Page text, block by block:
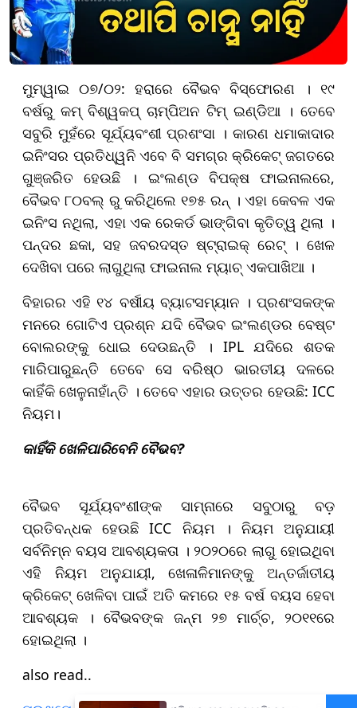
ମୁମ୍ୱାଇ ୦୭/୦୨: ହରାରେ ବୈଭବ ବିସ୍ଫୋରଣ । ୧୯
ବର୍ଷରୁ କମ୍ ବିଶ୍ୱକପ୍ ଚାମ୍ପିଅନ ଟିମ୍ ଇଣ୍ଡିଆ । ତେବେ
ସବୁରି ମୁହଁରେ ସୂର୍ଯ୍ୟବଂଶୀ ପ୍ରଶଂସା । କାରଣ ଧମାକାଦାର
ଇନିଂସର ପ୍ରତିଧ୍ୱନି ଏବେ ବି ସମଗ୍ର କ୍ରିକେଟ୍ ଜଗତରେ
ଗୁଞ୍ଜରିତ ହେଉଛି । ଇଂଲଣ୍ଡ ବିପକ୍ଷ ଫାଇନାଲରେ,
ବୈଭବ ୮୦ବଲ୍ ରୁ କରିଥିଲେ ୧୭୫ ରନ୍ । ଏହା କେବଳ ଏକ
ଇନିଂସ ନଥିଲା, ଏହା ଏକ ରେକର୍ଡ ଭାଙ୍ଗିବା କୃତିତ୍ୱ ଥିଲା ।
ପନ୍ଦର ଛକା, ସହ ଜବରଦସ୍ତ ଷ୍ଟ୍ରାଇକ୍ ରେଟ୍ । ଖେଳ
ଦେଖିବା ପରେ ଲାଗୁଥିଲା ଫାଇନାଲ ମ୍ୟାଚ୍ ଏକପାଖିଆ ।
ବିହାରର ଏହି ୧୪ ବର୍ଷୀୟ ବ୍ୟାଟସମ୍ୟାନ । ପ୍ରଶଂସକଙ୍କ
ମନରେ ଗୋଟିଏ ପ୍ରଶ୍ନ ଯଦି ବୈଭବ ଇଂଲଣ୍ଡର ବେଷ୍ଟ
ବୋଲରଙ୍କୁ ଧୋଇ ଦେଉଛନ୍ତି । IPL ଯଦିରେ ଶତକ
ମାରିପାରୁଛନ୍ତି ତେବେ ସେ ବରିଷ୍ଠ ଭାରତୀୟ ଦଳରେ
କାହିଁକି ଖେଳୁନାହାଁନ୍ତି । ତେବେ ଏହାର ଉତ୍ତର ହେଉଛି: ICC
ନିୟମ।
କାହିଁକି ଖେଳିପାରିବେନି ବୈଭବ?
ବୈଭବ ସୂର୍ଯ୍ୟବଂଶୀଙ୍କ ସାମ୍ନାରେ ସବୁଠାରୁ ବଡ଼
ପ୍ରତିବନ୍ଧକ ହେଉଛି ICC ନିୟମ । ନିୟମ ଅନୁଯାୟୀ
ସର୍ବନିମ୍ନ ବୟସ ଆବଶ୍ୟକତା । ୨୦୨୦ରେ ଲାଗୁ ହୋଇଥିବା
ଏହି ନିୟମ ଅନୁଯାୟୀ, ଖେଳାଳିମାନଙ୍କୁ ଅନ୍ତର୍ଜାତୀୟ
କ୍ରିକେଟ୍ ଖେଳିବା ପାଇଁ ଅତି କମରେ ୧୫ ବର୍ଷ ବୟସ ହେବା
ଆବଶ୍ୟକ । ବୈଭବଙ୍କ ଜନ୍ମ ୨୭ ମାର୍ଚ୍ଚ, ୨୦୧୧ରେ
ହୋଇଥିଲା ।
also read..